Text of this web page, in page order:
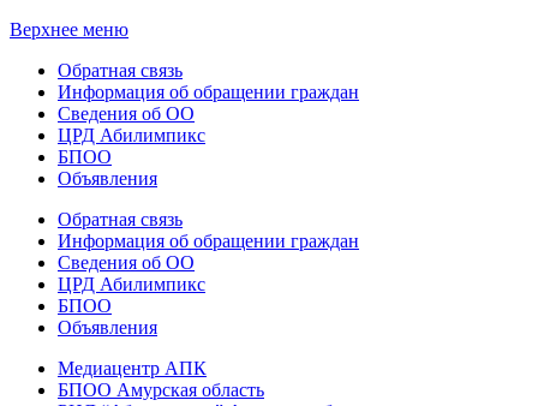
Верхнее меню
Обратная связь
Информация об обращении граждан
Сведения об ОО
ЦРД Абилимпикс
БПОО
Объявления
Обратная связь
Информация об обращении граждан
Сведения об ОО
ЦРД Абилимпикс
БПОО
Объявления
Медиацентр АПК
БПОО Амурская область